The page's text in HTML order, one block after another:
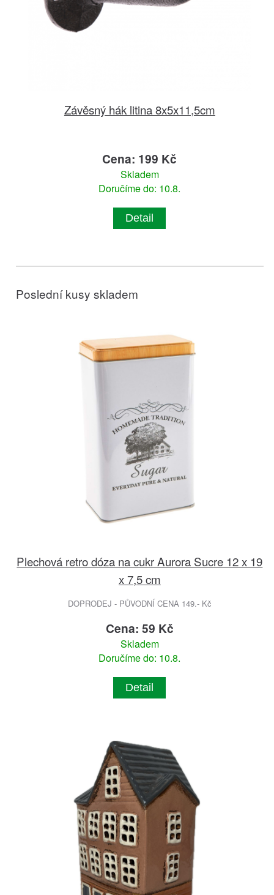
Závěsný hák litina 8x5x11,5cm
Cena: 199 Kč
Skladem
Doručíme do: 10.8.
Detail
Poslední kusy skladem
Plechová retro dóza na cukr Aurora Sucre 12 x 19
x 7,5 cm
DOPRODEJ - PŮVODNÍ CENA 149.- Kč
Cena: 59 Kč
Skladem
Doručíme do: 10.8.
Detail